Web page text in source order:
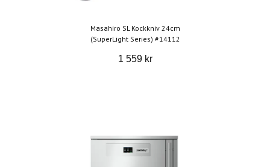
Masahiro SL Kockkniv 24cm
(SuperLight Series) #14112
1 559 kr